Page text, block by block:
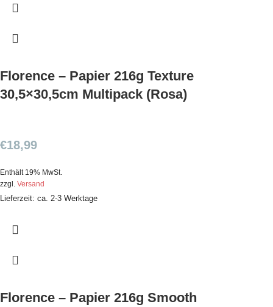
Florence – Papier 216g Texture
30,5×30,5cm Multipack (Rosa)
€18,99
Enthält 19% MwSt.
zzgl. Versand
Lieferzeit: ca. 2-3 Werktage
Florence – Papier 216g Smooth